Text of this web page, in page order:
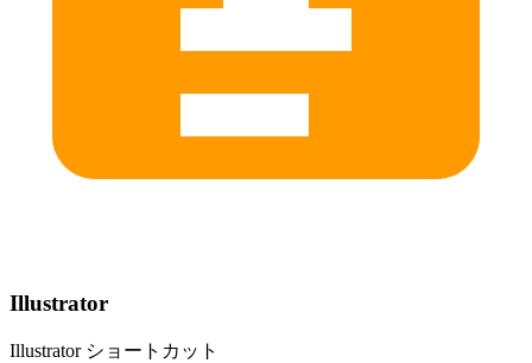
Illustrator
Illustrator ショートカット